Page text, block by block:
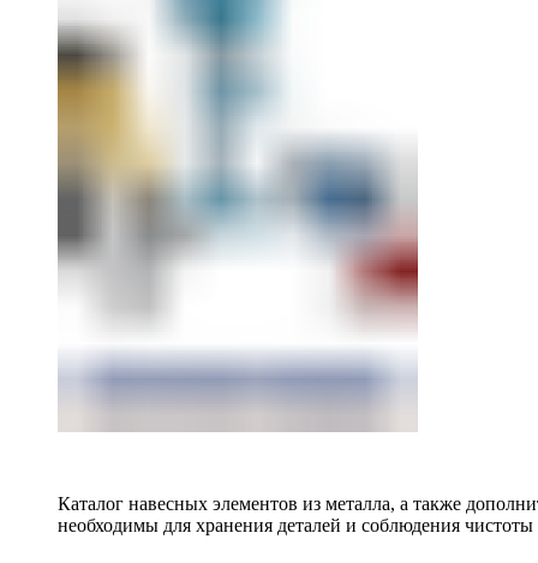
Каталог навесных элементов из металла, а также
необходимы для хранения деталей и соблюдения чистоты